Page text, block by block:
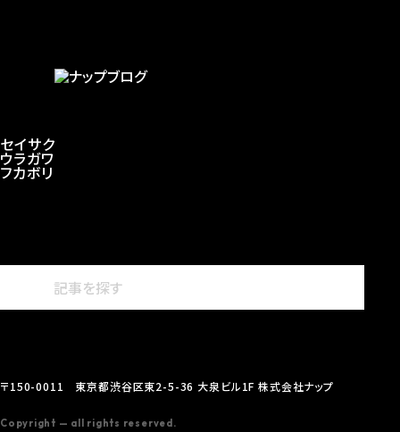
セイサク
ウラガワ
フカボリ
〒150-0011 東京都渋谷区東2-5-36 大泉ビル1F 株式会社ナップ
Copyright — all rights reserved.